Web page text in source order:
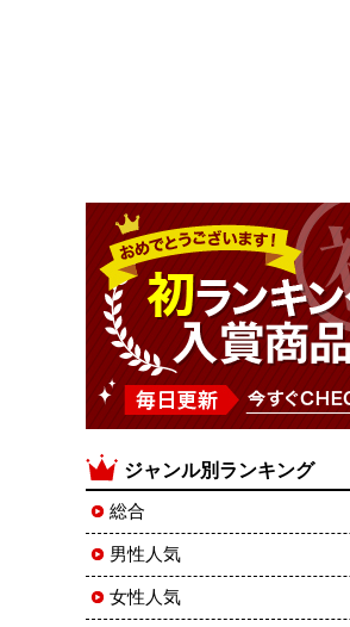
ジャンル別ランキング
総合
男性人気
女性人気